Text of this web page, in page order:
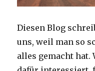
Diesen Blog
uns, weil man so
alles gemacht hat.